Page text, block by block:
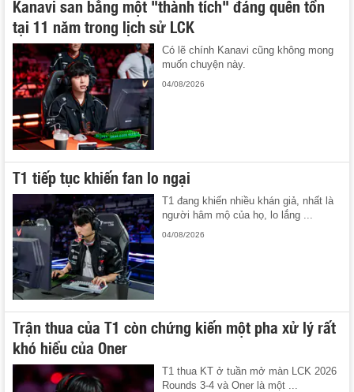
Kanavi san bằng một "thành tích" đáng quên tồn
tại 11 năm trong lịch sử LCK
Có lẽ chính Kanavi cũng không mong
muốn chuyện này.
04/08/2026
T1 tiếp tục khiến fan lo ngại
T1 đang khiến nhiều khán giả, nhất là
người hâm mộ của họ, lo lắng ...
04/08/2026
Trận thua của T1 còn chứng kiến một pha xử lý rất
khó hiểu của Oner
T1 thua KT ở tuần mở màn LCK 2026
Rounds 3-4 và Oner là một ...